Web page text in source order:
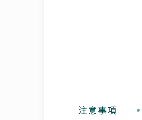
注意事項